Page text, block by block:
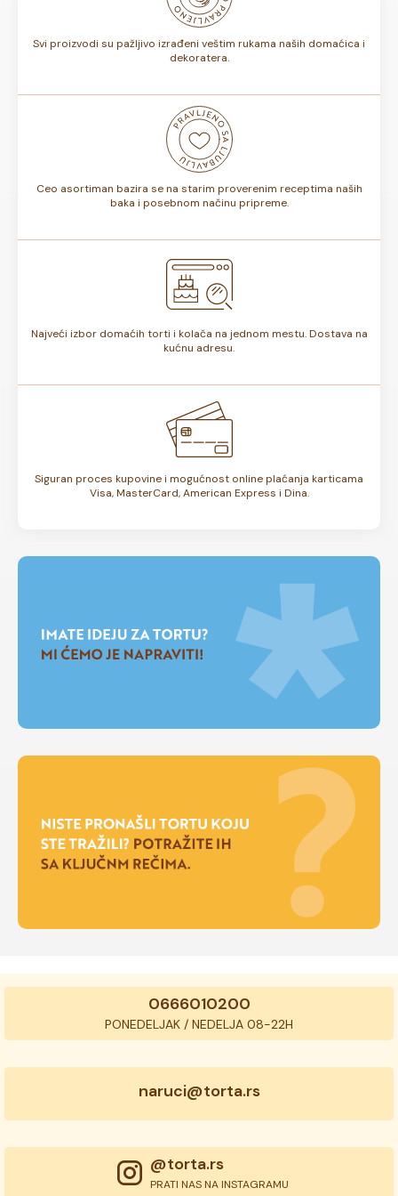
Svi proizvodi su pažljivo izrađeni veštim rukama naših domaćica i
dekoratera.
Ceo asortiman bazira se na starim proverenim receptima naših
baka i posebnom načinu pripreme.
Najveći izbor domaćih torti i kolača na jednom mestu. Dostava na
kućnu adresu.
Siguran proces kupovine i mogućnost online plaćanja karticama
Visa, MasterCard, American Express i Dina.
0666010200
PONEDELJAK / NEDELJA 08-22H
naruci@torta.rs
@torta.rs
PRATI NAS NA INSTAGRAMU